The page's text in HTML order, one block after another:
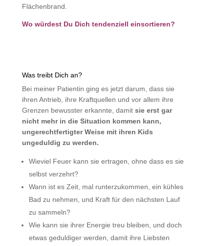
Flächenbrand.
Wo würdest Du Dich tendenziell einsortieren?
Was treibt Dich an?
Bei meiner Patientin ging es jetzt darum, dass sie
ihren Antrieb, ihre Kraftquellen und vor allem ihre
Grenzen bewusster erkannte, damitsie erst gar
nicht mehr in die Situation kommen kann,
ungerechtfertigter Weise mit ihren Kids
ungeduldig zu werden.
Wieviel Feuer kann sie ertragen, ohne dass es sie
selbst verzehrt?
Wann ist es Zeit, mal runterzukommen, ein kühles
Bad zu nehmen, und Kraft für den nächsten Lauf
zu sammeln?
Wie kann sie ihrer Energie treu bleiben, und doch
etwas geduldiger werden, damit ihre Liebsten